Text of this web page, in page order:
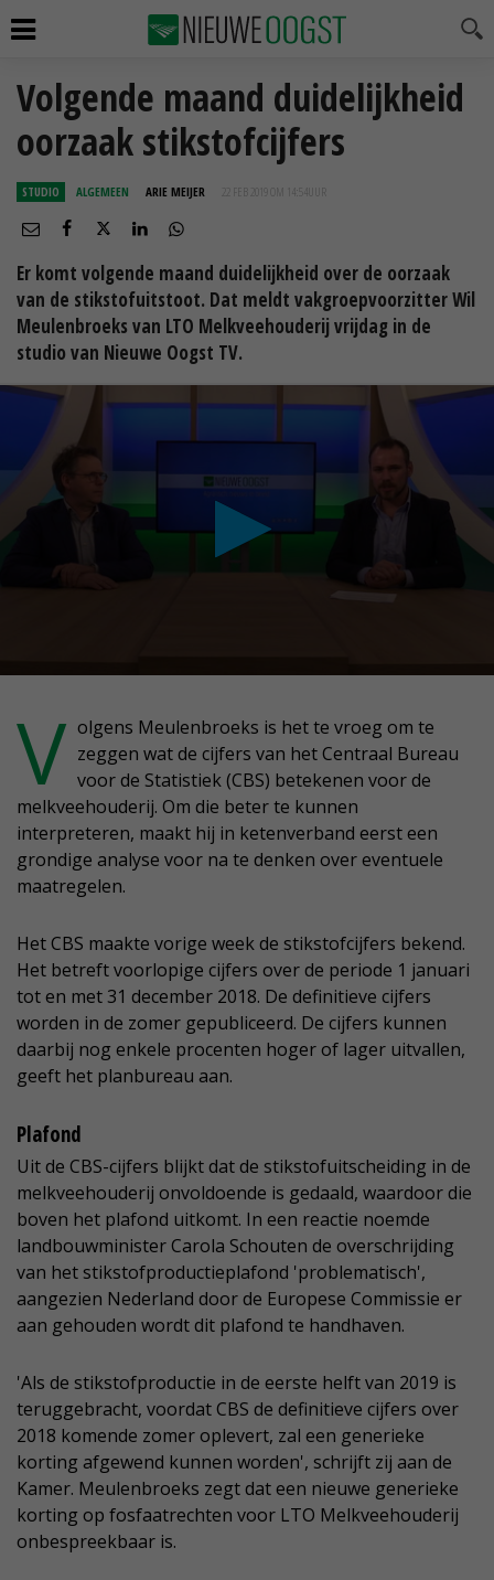
Volgende maand duidelijkheid
oorzaak stikstofcijfers
STUDIO ALGEMEEN ARIE MEIJER 22 FEB 2019 OM 14:54
Er komt volgende maand duidelijkheid over de oorzaak
van de stikstofuitstoot. Dat meldt vakgroepvoorzitter Wil
Meulenbroeks van LTO Melkveehouderij vrijdag in de
studio van Nieuwe Oogst TV.
V olgens Meulenbroeks is het te vroeg om te
zeggen wat de cijfers van het Centraal Bureau
voor de Statistiek (CBS) betekenen voor de
melkveehouderij. Om die beter te kunnen
interpreteren, maakt hij in ketenverband eerst een
grondige analyse voor na te denken over eventuele
maatregelen.
Het CBS maakte vorige week de stikstofcijfers bekend.
Het betreft voorlopige cijfers over de periode 1 januari
tot en met 31 december 2018. De definitieve cijfers
worden in de zomer gepubliceerd. De cijfers kunnen
daarbij nog enkele procenten hoger of lager uitvallen,
geeft het planbureau aan.
Plafond
Uit de CBS-cijfers blijkt dat de stikstofuitscheiding in de
melkveehouderij onvoldoende is gedaald, waardoor die
boven het plafond uitkomt. In een reactie noemde
landbouwminister Carola Schouten de overschrijding
van het stikstofproductieplafond 'problematisch',
aangezien Nederland door de Europese Commissie er
aan gehouden wordt dit plafond te handhaven.
'Als de stikstofproductie in de eerste helft van 2019 is
teruggebracht, voordat CBS de definitieve cijfers over
2018 komende zomer oplevert, zal een generieke
korting afgewend kunnen worden', schrijft zij aan de
Kamer. Meulenbroeks zegt dat een nieuwe generieke
korting op fosfaatrechten voor LTO Melkveehouderij
onbespreekbaar is.